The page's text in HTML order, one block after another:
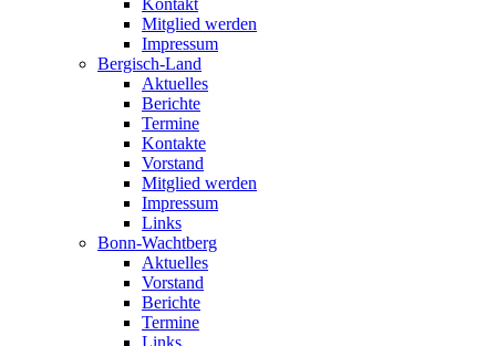
Kontakt
Mitglied werden
Impressum
Bergisch-Land
Aktuelles
Berichte
Termine
Kontakte
Vorstand
Mitglied werden
Impressum
Links
Bonn-Wachtberg
Aktuelles
Vorstand
Berichte
Termine
Links